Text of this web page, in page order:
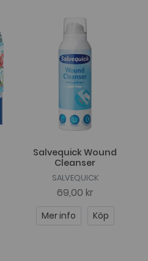
Salvequick Wound
Cleanser
SALVEQUICK
69,00 kr
Mer info Köp